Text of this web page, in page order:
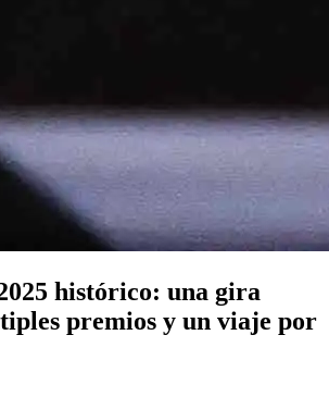
histórico: una gira
premios y un viaje por